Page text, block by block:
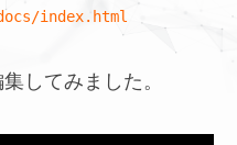
index.html
してみました。